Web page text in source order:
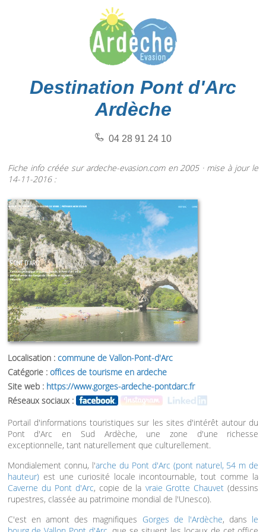
Destination Pont d'Arc
Ardèche
04 28 91 24 10
Fiche info créée sur ardeche-evasion.com en 2005 · mise à jour le
14-11-2016 :
Localisation : commune de Vallon-Pont-d'Arc
Catégorie : offices de tourisme en ardeche
Site web : https://www.gorges-ardeche-pontdarc.fr
Réseaux sociaux :
Portail d'informations touristiques sur les sites d'intérêt autour du
Pont d'Arc en Sud Ardèche, une zone d'une richesse
exceptionnelle, tant naturellement que culturellement.
Mondialement connu, l'arche du Pont d'Arc (pont naturel, 54 m de
hauteur)est une curiosité locale incontournable, tout comme la
Caverne du Pont d'Arc, copie de la vraie Grotte Chauvet (dessins
rupestres, classée au patrimoine mondial de l'Unesco).
C'est en amont des magnifiques Gorges de l'Ardèche, dans le